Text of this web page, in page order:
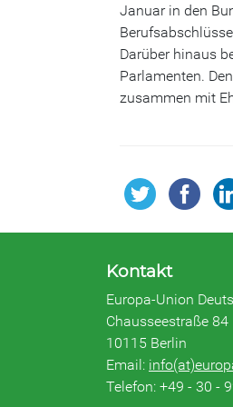
Januar in den
Darüber hinaus
Parlamenten.
zusammen mit
Kontakt
Europa-Union
Chausseestraße 84
10115 Berlin
Email:
Telefon: +49 - 30 -